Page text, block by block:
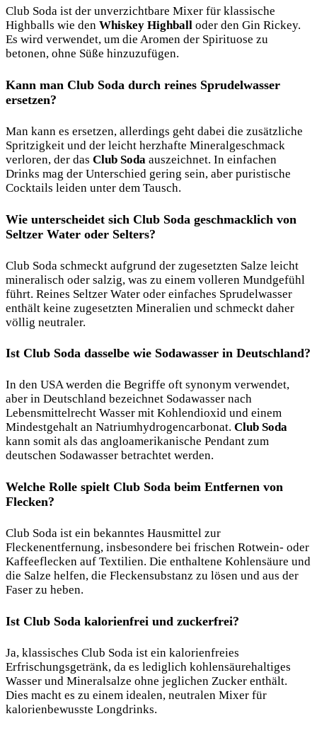
Club Soda ist der unverzichtbare Mixer für klassische
Highballs wie den Whiskey Highball oder den Gin Rickey.
Es wird verwendet, um die Aromen der Spirituose zu
betonen, ohne Süße hinzuzufügen.
Kann man Club Soda durch reines Sprudelwasser
ersetzen?
Man kann es ersetzen, allerdings geht dabei die zusätzliche
Spritzigkeit und der leicht herzhafte Mineralgeschmack
verloren, der das Club Soda auszeichnet. In einfachen
Drinks mag der Unterschied gering sein, aber puristische
Cocktails leiden unter dem Tausch.
Wie unterscheidet sich Club Soda geschmacklich von
Seltzer Water oder Selters?
Club Soda schmeckt aufgrund der zugesetzten Salze leicht
mineralisch oder salzig, was zu einem volleren Mundgefühl
führt. Reines Seltzer Water oder einfaches Sprudelwasser
enthält keine zugesetzten Mineralien und schmeckt daher
völlig neutraler.
Ist Club Soda dasselbe wie Sodawasser in Deutschland?
In den USA werden die Begriffe oft synonym verwendet,
aber in Deutschland bezeichnet Sodawasser nach
Lebensmittelrecht Wasser mit Kohlendioxid und einem
Mindestgehalt an Natriumhydrogencarbonat. Club Soda
kann somit als das angloamerikanische Pendant zum
deutschen Sodawasser betrachtet werden.
Welche Rolle spielt Club Soda beim Entfernen von
Flecken?
Club Soda ist ein bekanntes Hausmittel zur
Fleckenentfernung, insbesondere bei frischen Rotwein- oder
Kaffeeflecken auf Textilien. Die enthaltene Kohlensäure und
die Salze helfen, die Fleckensubstanz zu lösen und aus der
Faser zu heben.
Ist Club Soda kalorienfrei und zuckerfrei?
Ja, klassisches Club Soda ist ein kalorienfreies
Erfrischungsgetränk, da es lediglich kohlensäurehaltiges
Wasser und Mineralsalze ohne jeglichen Zucker enthält.
Dies macht es zu einem idealen, neutralen Mixer für
kalorienbewusste Longdrinks.